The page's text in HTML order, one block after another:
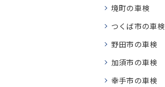
境町の車検
つくば市の車検
野田市の車検
加須市の車検
幸手市の車検